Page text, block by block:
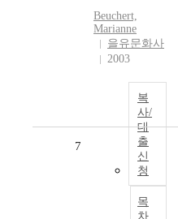
Beuchert,
Marianne
을유문화사
2003
복
사/
대
출
신
청
목
차
7